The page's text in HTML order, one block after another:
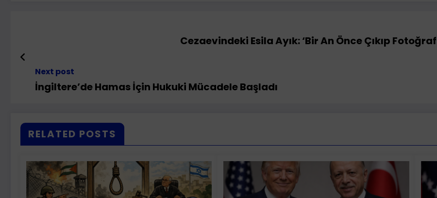
Cezaevindeki Esila Ayık: ‘Bir An Önce Çıkıp
Next post
İngiltere’de Hamas İçin Hukuki Mücadele Başladı
RELATED POSTS